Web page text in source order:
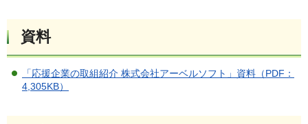
資料
「応援企業の取組紹介 株式会社アーベルソフト」資料（PDF：
4,305KB）